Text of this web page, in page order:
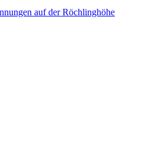
auf der Röchlinghöhe